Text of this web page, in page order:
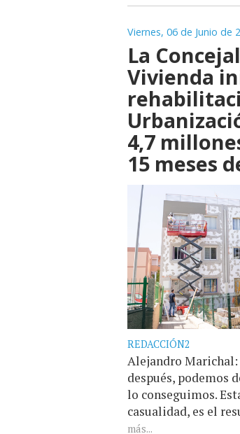
Viernes, 06 de Junio de
La
Vivienda
4,7
15 meses
REDACCIÓN2
Alejandro Marichal:
después, podemos
lo conseguimos.
casualidad, es el
más...